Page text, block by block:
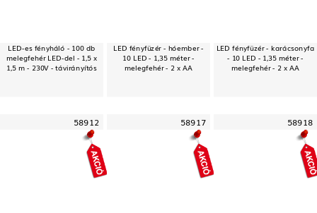
LED-es fényháló - 100 db
melegfehér LED-del - 1,5 x
1,5 m - 230V - távirányítós
LED fényfüzér - hóember -
10 LED - 1,35 méter -
melegfehér - 2 x AA
LED fényfüzér - karácsonyfa
- 10 LED - 1,35 méter -
melegfehér - 2 x AA
58912 58917 58918